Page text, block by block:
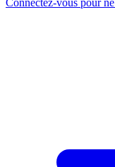
Connectez-vous pour